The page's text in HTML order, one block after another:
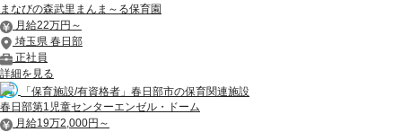
まなびの森武里まんま～る保育園
月給22万円～
埼玉県 春日部
正社員
詳細を見る
「保育施設/有資格者」春日部市の保育関連施設
春日部第1児童センターエンゼル・ドーム
月給19万2,000円～